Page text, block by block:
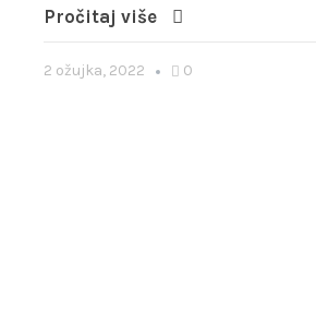
Pročitaj više
2 ožujka, 2022 0